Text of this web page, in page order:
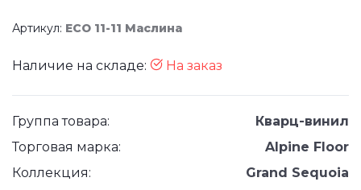
Артикул: ЕСО 11-11 Маслина
Наличие на складе: На заказ
Группа товара:
Кварц-винил
Торговая марка:
Alpine Floor
Коллекция:
Grand Sequoia